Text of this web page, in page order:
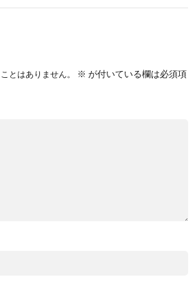
とはありません。 ※ が付いている欄は必須項